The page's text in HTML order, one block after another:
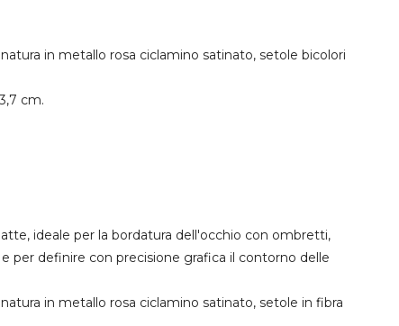
in metallo rosa ciclamino satinato, setole bicolori
cm.
ideale per la bordatura dell'occhio con ombretti,
per definire con precisione grafica il contorno delle
in metallo rosa ciclamino satinato, setole in fibra